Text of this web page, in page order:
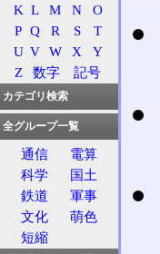
K L M N
O
P Q R S
T
U V W X
Y
Z
数字 記号
カテゴリ検索
全グループ一覧
通信
電算
科学
国土
鉄道
軍事
文化
萌色
短縮